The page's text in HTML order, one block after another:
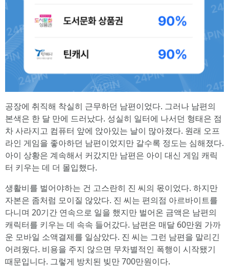
공장에 취직해 착실히 근무하던 남편이었다. 그러나 남편의
본색은 한 달 만에 드러났다. 성실히 일터에 나서던 형태은 점
차 사라지고 컴퓨터 앞에 앉아있는 날이 많아졌다. 원래 오프
라인 게임을 좋아하던 남편이었지만 갈수록 정도는 심해졌다.
아이 상황은 계속해서 커갔지만 남편은 아이 대신 게임 캐릭
터 키우는 데 더 몰입했다.
생활비를 벌어야하는 건 고스란히 진 씨의 몫이었다. 하지만
자본은 좀처럼 모이질 않았다. 진 씨는 편의점 아르바이트를
다니며 20기간 연속으로 일을 했지만 벌어온 금액은 남편의
캐릭터를 키우는 데 속속 들어갔다. 남편은 매달 60만원 가까
운 모바일 소액결제를 일삼았다. 진 씨는 그런 남편을 말리긴
어려웠다. 비용을 주지 않으면 무차별적인 폭행이 시작됐기
때문입니다. 그렇게 방치된 빚만 700만원이다.